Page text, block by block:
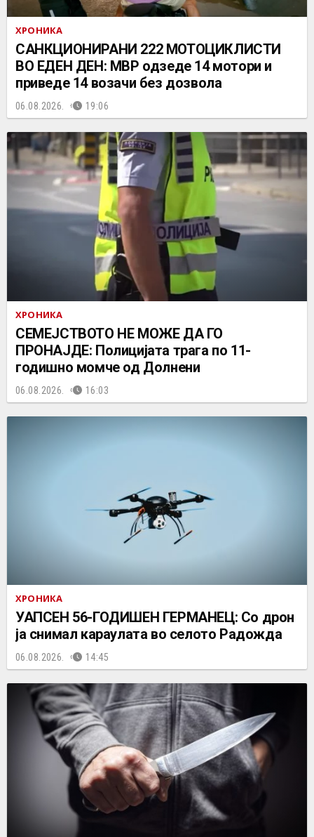
ХРОНИКА
САНКЦИОНИРАНИ 222 МОТОЦИКЛИСТИ
ВО ЕДЕН ДЕН: МВР одзеде 14 мотори и
приведе 14 возачи без дозвола
06.08.2026. 19:06
ХРОНИКА
СЕМЕЈСТВОТО НЕ МОЖЕ ДА ГО
ПРОНАЈДЕ: Полицијата трага по 11-
годишно момче од Долнени
06.08.2026. 16:03
ХРОНИКА
УАПСЕН 56-ГОДИШЕН ГЕРМАНЕЦ: Со дрон
ја снимал караулата во селото Радожда
06.08.2026. 14:45